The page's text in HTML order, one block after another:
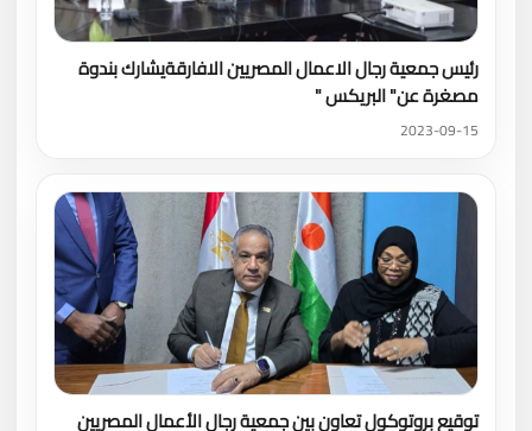
رئيس جمعية رجال الاعمال المصريين الافارقةيشارك بندوة
مصغرة عن" البريكس "
2023-09-15
توقيع بروتوكول تعاون بين جمعية رجال الأعمال المصريين